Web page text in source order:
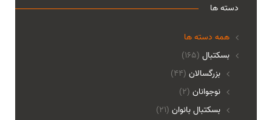
دسته ها
همه دسته ها
(165) بسکتبال
بزرگسالان (44)
نوجوانان (2)
بسکتبال بانوان (21)